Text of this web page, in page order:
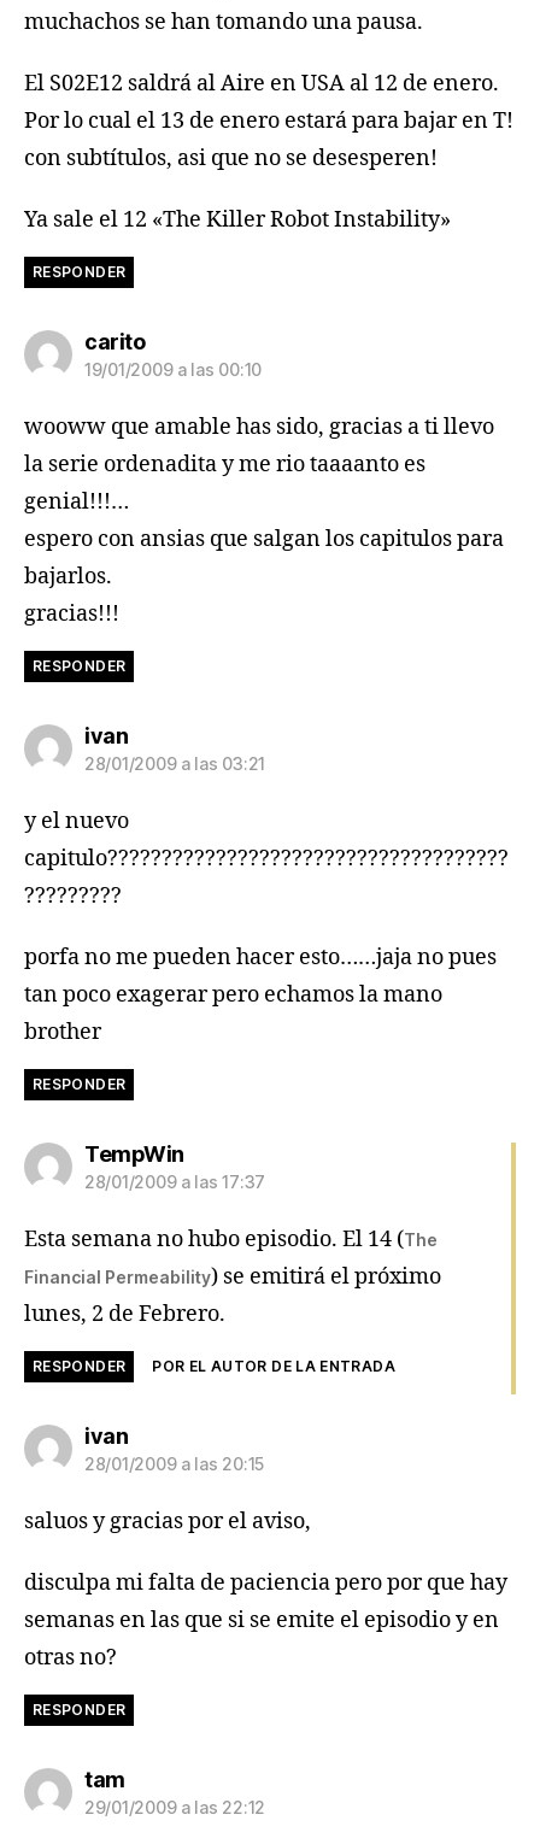
muchachos se han tomando una pausa.
El S02E12 saldrá al Aire en USA al 12 de enero.
Por lo cual el 13 de enero estará para bajar en T!
con subtítulos, asi que no se desesperen!
Ya sale el 12 «The Killer Robot Instability»
RESPONDER
caritodice:
19/01/2009 a las 00:10
wooww que amable has sido, gracias a ti llevo
la serie ordenadita y me rio taaaanto es
genial!!!…
espero con ansias que salgan los capitulos para
bajarlos.
gracias!!!
RESPONDER
ivandice:
28/01/2009 a las 03:21
y el nuevo
capitulo?????????????????????????????????????
?????????
porfa no me pueden hacer esto……jaja no pues
tan poco exagerar pero echamos la mano
brother
RESPONDER
TempWindice:
28/01/2009 a las 17:37
Esta semana no hubo episodio. El 14 (The
Financial Permeability) se emitirá el próximo
lunes, 2 de Febrero.
RESPONDER POR EL AUTOR DE LA ENTRADA
ivandice:
28/01/2009 a las 20:15
saluos y gracias por el aviso,
disculpa mi falta de paciencia pero por que hay
semanas en las que si se emite el episodio y en
otras no?
RESPONDER
tamdice:
29/01/2009 a las 22:12